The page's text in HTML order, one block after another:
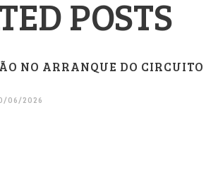
POSTS
NO ARRANQUE DO CIRCUITO
06/2026